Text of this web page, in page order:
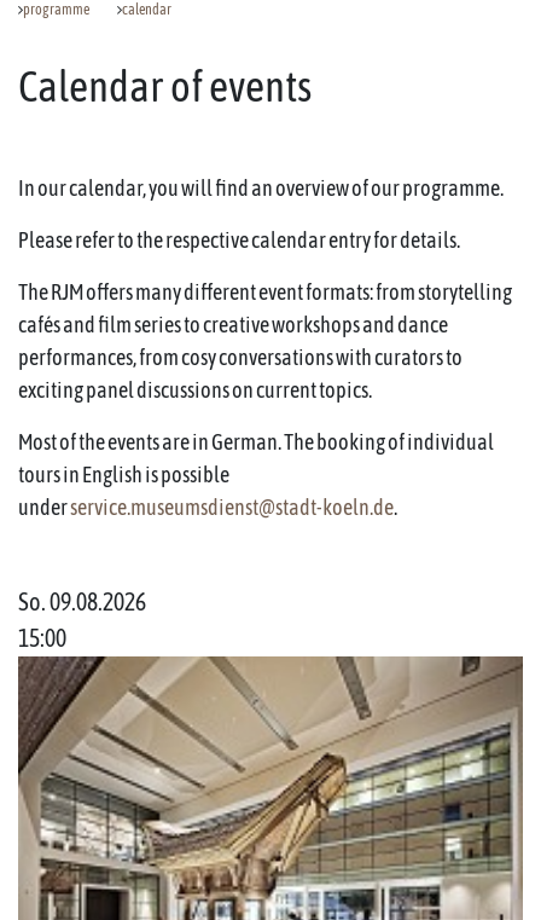
programme calendar
Calendar of events
In our calendar, you will find an overview of our programme.
Please refer to the respective calendar entry for details.
The RJM offers many different event formats: from storytelling
cafés and film series to creative workshops and dance
performances, from cosy conversations with curators to
exciting panel discussions on current topics.
Most of the events are in German. The booking of individual
tours in English is possible
underservice.museumsdienst@stadt-koeln.de.
So. 09.08.2026
15:00